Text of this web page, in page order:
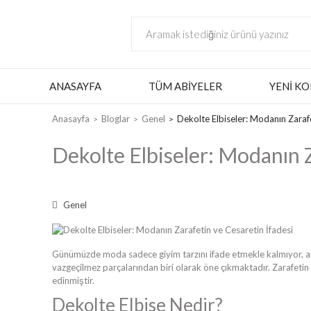
ANASAYFA TÜM ABIYELER YENI
Anasayfa Bloglar Genel Dekolte Elbiseler: Modanın
Dekolte Elbiseler:
Genel
Günümüzde moda sadece giyim tarzını ifade etmekle
vazgeçilmez parçalarından biri olarak öne çıkmaktadır.
edinmiştir.
Dekolte Elbise Nedir?